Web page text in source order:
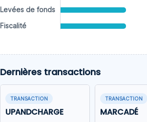
Levées de fonds
Fiscalité
Dernières transactions
TRANSACTION
UPANDCHARGE
TRANSACTION
MARCADÉ